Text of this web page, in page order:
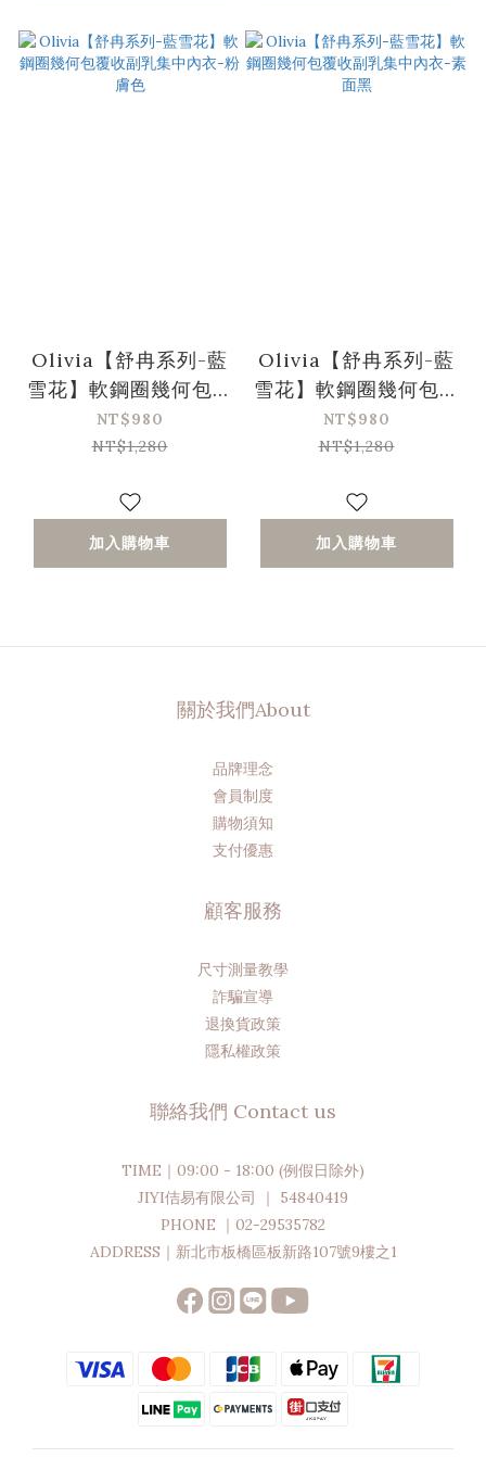
Olivia【舒冉系列-藍
雪花】軟鋼圈幾何包覆
收副乳集中內衣-粉膚
色
NT$980
NT$1,280
加入購物車
Olivia【舒冉系列-藍
雪花】軟鋼圈幾何包覆
收副乳集中內衣-素面
黑
NT$980
NT$1,280
加入購物車
關於我們About
品牌理念
會員制度
購物須知
支付優惠
顧客服務
尺寸測量教學
詐騙宣導
退換貨政策
隱私權政策
聯絡我們 Contact us
TIME｜09:00 - 18:00 (例假日除外)
JIYI佶易有限公司 ｜ 54840419
PHONE ｜02-29535782
ADDRESS｜新北市板橋區板新路107號9樓之1